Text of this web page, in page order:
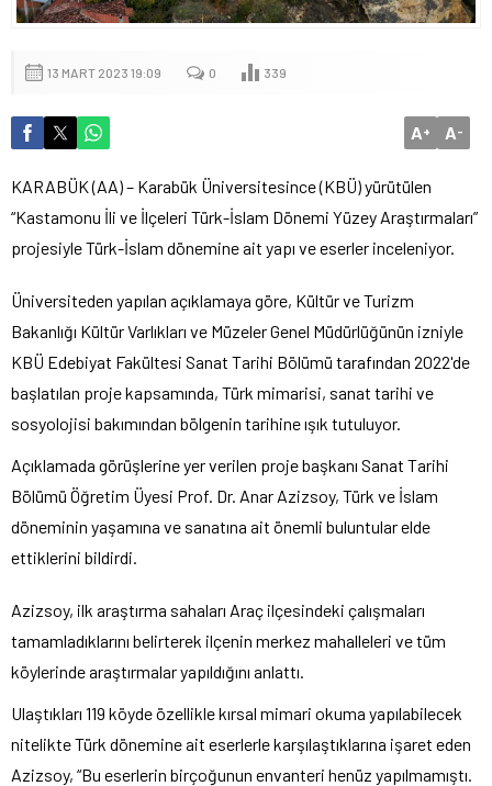
13 MART 2023 19:09 0 339
A+ A-
KARABÜK (AA) – Karabük Üniversitesince (KBÜ) yürütülen
“Kastamonu İli ve İlçeleri Türk-İslam Dönemi Yüzey Araştırmaları”
projesiyle Türk-İslam dönemine ait yapı ve eserler inceleniyor.
Üniversiteden yapılan açıklamaya göre, Kültür ve Turizm
Bakanlığı Kültür Varlıkları ve Müzeler Genel Müdürlüğünün izniyle
KBÜ Edebiyat Fakültesi Sanat Tarihi Bölümü tarafından 2022'de
başlatılan proje kapsamında, Türk mimarisi, sanat tarihi ve
sosyolojisi bakımından bölgenin tarihine ışık tutuluyor.
Açıklamada görüşlerine yer verilen proje başkanı Sanat Tarihi
Bölümü Öğretim Üyesi Prof. Dr. Anar Azizsoy, Türk ve İslam
döneminin yaşamına ve sanatına ait önemli buluntular elde
ettiklerini bildirdi.
Azizsoy, ilk araştırma sahaları Araç ilçesindeki çalışmaları
tamamladıklarını belirterek ilçenin merkez mahalleleri ve tüm
köylerinde araştırmalar yapıldığını anlattı.
Ulaştıkları 119 köyde özellikle kırsal mimari okuma yapılabilecek
nitelikte Türk dönemine ait eserlerle karşılaştıklarına işaret eden
Azizsoy, “Bu eserlerin birçoğunun envanteri henüz yapılmamıştı.